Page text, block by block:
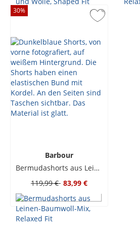
30%
Barbour
Bermudashorts aus Leinen-Baumwoll-Mix, Relaxed Fit
119,99 € 83,99 €